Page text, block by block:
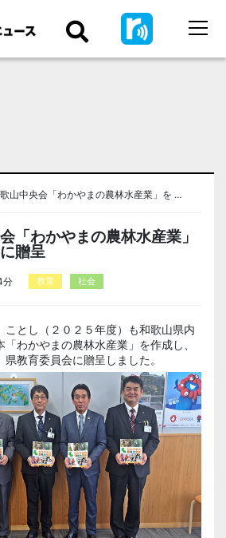
歌山中央会「わかやまの農林水産業」を …
「わかやまの農林水産業」
贈呈
分 教育 社会
ことし（２０２５年度）も和歌山県内
わかやまの農林水産業」を作成し、
教育委員会に贈呈しました。